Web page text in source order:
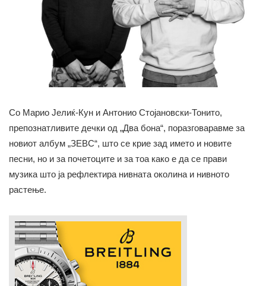
Со Марио Јелиќ-Кун и Антонио Стојановски-Тонито,
препознатливите дечки од „Два бона“, поразговаравме за
новиот албум „ЗЕВС“, што се крие зад името и новите
песни, но и за почетоците и за тоа како е да се прави
музика што ја рефлектира нивната околина и нивното
растење.